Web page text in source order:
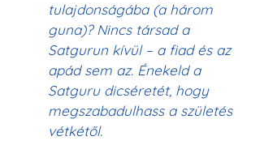
tulajdonságába (a három
guna)? Nincs társad a
Satgurun kívül – a fiad és az
apád sem az. Énekeld a
Satguru dicséretét, hogy
megszabadulhass a születés
vétkétől.